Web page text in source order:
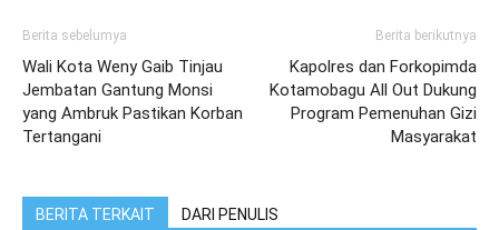
Berita sebelumya
Wali Kota Weny Gaib Tinjau
Jembatan Gantung Monsi
yang Ambruk Pastikan Korban
Tertangani
Berita berikutnya
Kapolres dan Forkopimda
Kotamobagu All Out Dukung
Program Pemenuhan Gizi
Masyarakat
BERITA TERKAIT DARI PENULIS